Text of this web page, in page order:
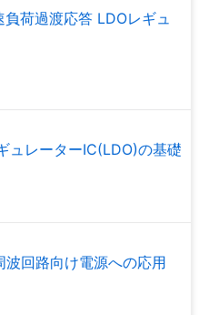
荷過渡応答 LDOレギュ
ュレーターIC(LDO)の基礎
回路向け電源への応用